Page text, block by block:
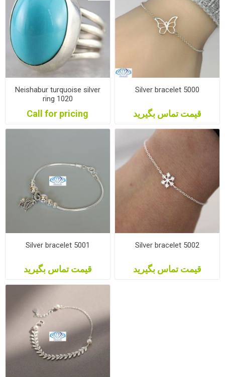
Neishabur turquoise silver
ring 1020
Call for pricing
Silver bracelet 5000
قیمت تماس بگیرید
Silver bracelet 5001
قیمت تماس بگیرید
Silver bracelet 5002
قیمت تماس بگیرید